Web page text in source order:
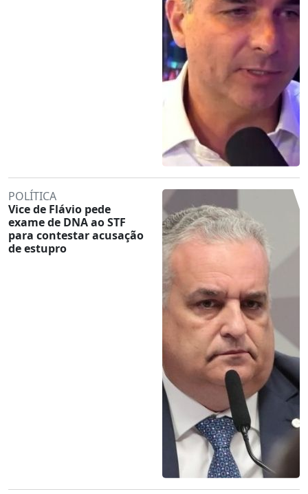
POLÍTICA
Vice de Flávio pede
exame de DNA ao STF
para contestar acusação
de estupro